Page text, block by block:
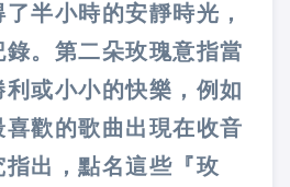
半小時的安靜時光，
。第二朵玫瑰意指當
或小小的快樂，例如
歡的歌曲出現在收音
出，點名這些『玫